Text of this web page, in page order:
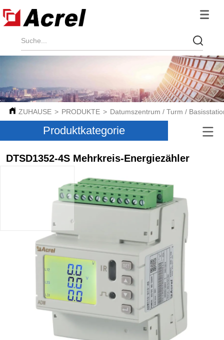
ZUHAUSE > PRODUKTE > Datumszentrum / Turm /
Produktkategorie
DTSD1352-4S Mehrkreis-Energiezähler